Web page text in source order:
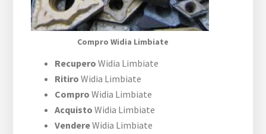
Compro Widia Limbiate
RecuperoWidia Limbiate
Ritiro Widia Limbiate
Compro Widia Limbiate
Acquisto Widia Limbiate
VendereWidia Limbiate